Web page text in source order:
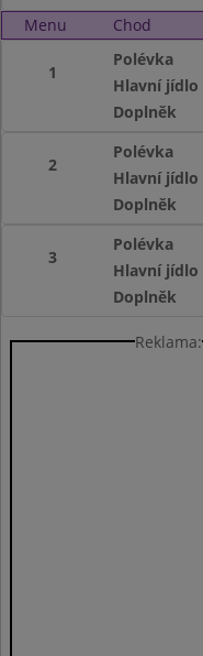
Menu
Chod
1
Polévka
Hlavní jídlo
Doplněk
2
Polévka
Hlavní jídlo
Doplněk
3
Polévka
Hlavní jídlo
Doplněk
Reklama: